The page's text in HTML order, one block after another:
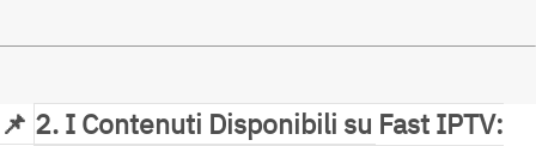
📌 2. I Contenuti Disponibili su Fast IPTV: